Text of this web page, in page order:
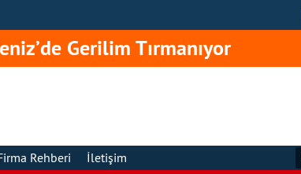
Gerilim Tırmanıyor
Rehberi İletişim